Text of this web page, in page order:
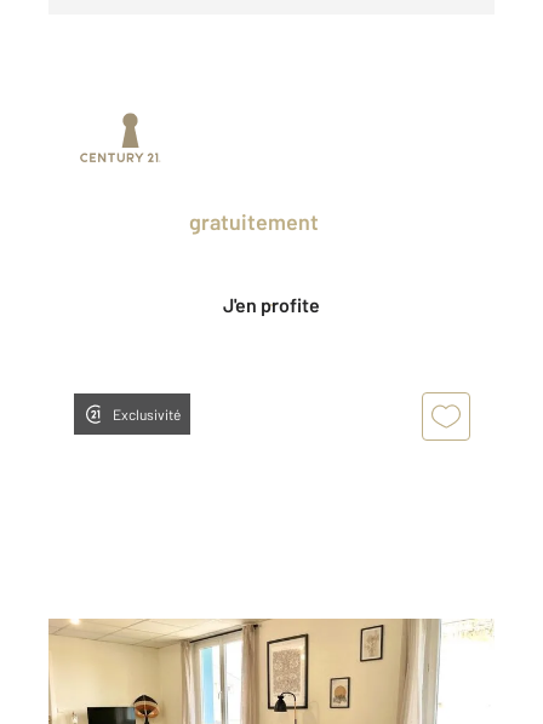
gratuitement
J'en profite
Exclusivité
PERIGUEUX 24
, 3 pièces
Ref : 20978